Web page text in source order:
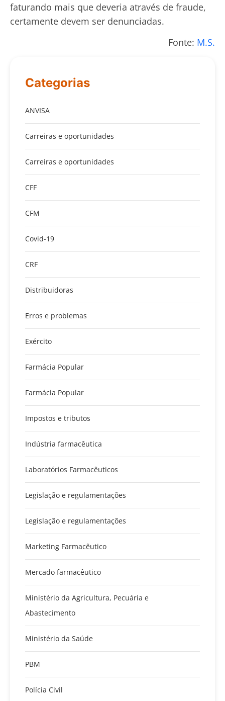
faturando mais que deveria através de fraude,
certamente devem ser denunciadas.
Fonte: M.S.
Categorias
ANVISA
Carreiras e oportunidades
Carreiras e oportunidades
CFF
CFM
Covid-19
CRF
Distribuidoras
Erros e problemas
Exército
Farmácia Popular
Farmácia Popular
Impostos e tributos
Indústria farmacêutica
Laboratórios Farmacêuticos
Legislação e regulamentações
Legislação e regulamentações
Marketing Farmacêutico
Mercado farmacêutico
Ministério da Agricultura, Pecuária e
Abastecimento
Ministério da Saúde
PBM
Polícia Civil